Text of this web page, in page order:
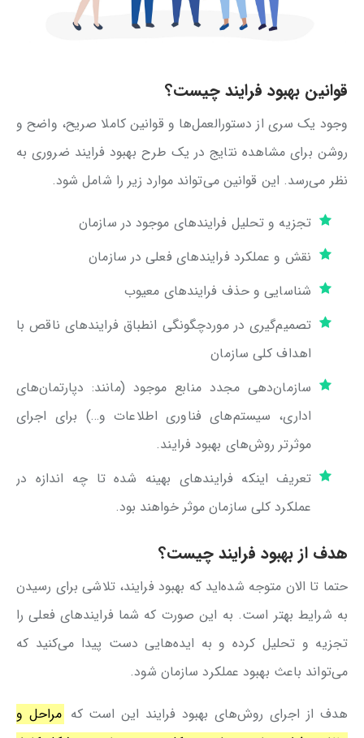
قوانین بهبود فرایند چیست؟
وجود یک سری از دستورالعمل‌ها و قوانین کاملا صریح، واضح و
روشن برای مشاهده نتایج در یک طرح بهبود فرایند ضروری به
نظر می‌رسد. این قوانین می‌تواند موارد زیر را شامل شود.
تجزیه و تحلیل فرایندهای موجود در سازمان
نقش و عملکرد فرایندهای فعلی در سازمان
شناسایی و حذف فرایندهای معیوب
تصمیم‌گیری در موردچگونگی انطباق فرایندهای ناقص با
اهداف کلی سازمان
سازمان‌دهی مجدد منابع موجود (مانند: دپارتمان‌های
اداری، سیستم‌های فناوری اطلاعات و…) برای اجرای
موثرتر روش‌های بهبود فرایند.
تعریف اینکه فرایندهای بهینه شده تا چه اندازه در
عملکرد کلی سازمان موثر خواهند بود.
هدف از بهبود فرایند چیست؟
حتما تا الان متوجه شده‌اید که بهبود فرایند، تلاشی برای رسیدن
به شرایط بهتر است. به این صورت که شما فرایندهای فعلی را
تجزیه و تحلیل کرده و به ایده‌هایی دست پیدا می‌کنید که
می‌تواند باعث بهبود عملکرد سازمان شود.
هدف از اجرای روش‌های بهبود فرایند این است که مراحل و